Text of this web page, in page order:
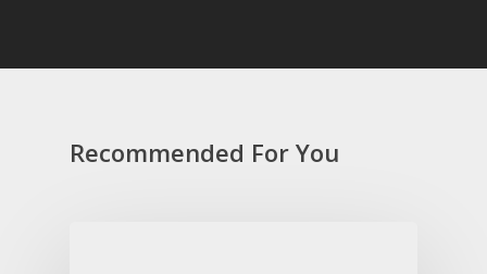
Recommended For You